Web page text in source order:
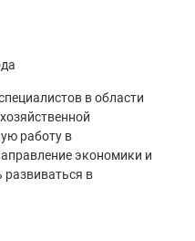
в области
работу в
экономики и
развиваться в